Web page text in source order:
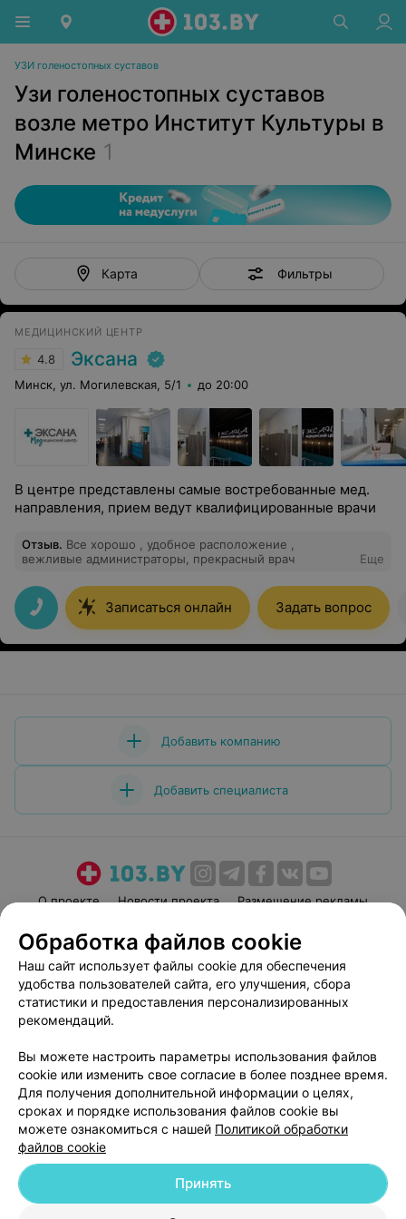
УЗИ голеностопных суставов
Узи голеностопных суставов
возле метро Институт Культуры в
Минске 1
Карта Фильтры
МЕДИЦИНСКИЙ ЦЕНТР
4.8 Эксана
Минск, ул. Могилевская, 5/1 до 20:00
В центре представлены самые востребованные мед.
направления, прием ведут квалифицированные врачи
Отзыв. Все хорошо , удобное расположение ,
вежливые администраторы, прекрасный врач
Еще
Записаться онлайн Задать вопрос
Добавить компанию
Добавить специалиста
О проекте Новости проекта
Размещение рекламы
Пользовательское соглашение
Способы оплаты
Вакансии
Партнеры
Написать руководителю 103.by
Персональные настройки cookie
Обработка персональных данных
© 2026 ООО «Артокс Лаб», УНП 191700409| 220012, Республика Беларусь,
Обработка файлов cookie
Наш сайт использует файлы cookie для обеспечения
удобства пользователей сайта, его улучшения, сбора
статистики и предоставления персонализированных
рекомендаций.
Вы можете настроить параметры использования файлов
cookie или изменить свое согласие в более позднее время.
Для получения дополнительной информации о целях,
сроках и порядке использования файлов cookie вы
можете ознакомиться с нашей Политикой обработки
файлов cookie
Принять